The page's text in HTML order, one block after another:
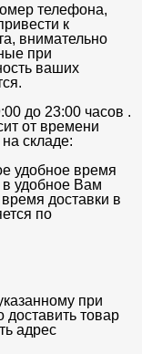
телефона,
к
внимательно
при
ваших
до 23:00 часов .
от времени
складе:
удобное время
в удобное Вам
доставки в
по
при
товар
адрес